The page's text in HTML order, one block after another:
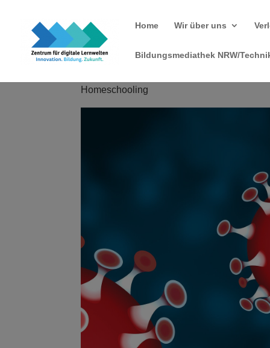
Home Wir über uns
Bildungsmediathek NRW/
Homeschooling